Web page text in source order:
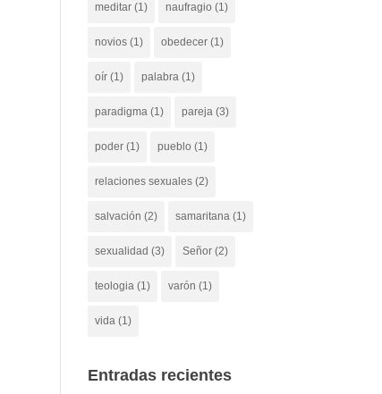
meditar (1) naufragio (1)
novios (1) obedecer (1)
oír (1) palabra (1)
paradigma (1) pareja (3)
poder (1) pueblo (1)
relaciones sexuales (2)
salvación (2) samaritana (1)
sexualidad (3) Señor (2)
teologia (1) varón (1)
vida (1)
Entradas recientes